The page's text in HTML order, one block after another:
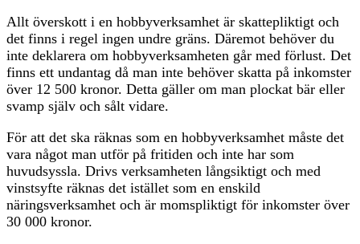
Allt överskott i en hobbyverksamhet är skattepliktigt och
det finns i regel ingen undre gräns. Däremot behöver du
inte deklarera om hobbyverksamheten går med förlust. Det
finns ett undantag då man inte behöver skatta på inkomster
över 12 500 kronor. Detta gäller om man plockat bär eller
svamp själv och sålt vidare.
För att det ska räknas som en hobbyverksamhet måste det
vara något man utför på fritiden och inte har som
huvudsyssla. Drivs verksamheten långsiktigt och med
vinstsyfte räknas det istället som en enskild
näringsverksamhet och är momspliktigt för inkomster över
30 000 kronor.